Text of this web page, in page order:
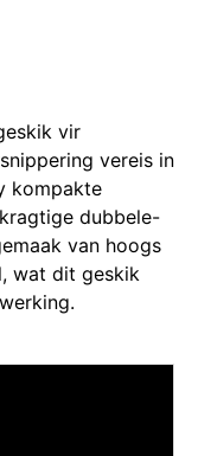
vir
vereis in
kompakte
dubbele-
van hoogs
wat dit geskik